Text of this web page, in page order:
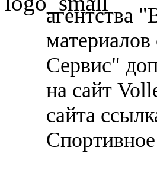
агентства
материалов
Сервис"
на сайт
сайта